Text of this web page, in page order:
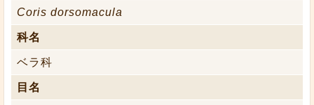
Coris dorsomacula
科名
ベラ科
目名